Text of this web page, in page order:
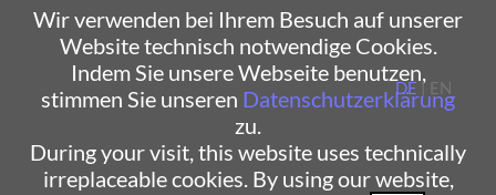
Wir verwenden bei Ihrem Besuch auf unserer
Website technisch notwendige Cookies.
Indem Sie unsere Webseite benutzen,
stimmen Sie unseren Datenschutzerklärung
zu.
During your visit, this website uses technically
irreplaceable cookies. By using our website,
DE| EN